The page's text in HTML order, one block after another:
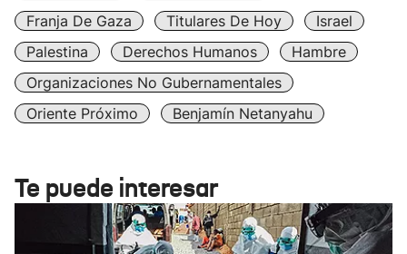
Franja De Gaza
Titulares De Hoy
Israel
Palestina
Derechos Humanos
Hambre
Organizaciones No Gubernamentales
Oriente Próximo
Benjamín Netanyahu
Te puede interesar